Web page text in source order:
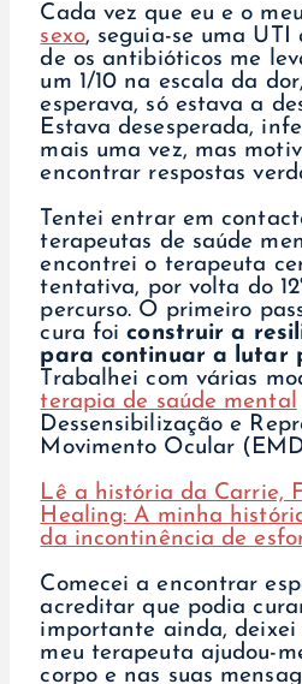
Cada vez que eu e o
sexo, seguia-se uma UTI
de os antibióticos me
um 1/10 na escala da
esperava, só estava a
Estava desesperada,
mais uma vez, mas
encontrar respostas
Tentei entrar em
terapeutas de saúde
encontrei o terapeuta
tentativa, por volta do
percurso. O primeiro
cura foiconstruir a
para continuar a lutar
Trabalhei com várias
terapia de saúde mental
Dessensibilização e
Movimento Ocular
Lê a história da Carrie,
Healing: A minha
da incontinência de
Comecei a encontrar
acreditar que podia
importante ainda, deixei
meu terapeuta ajudou-
corpo e nas suas